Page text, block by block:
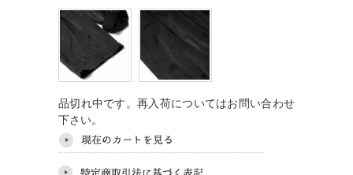
品切れ中です。再入荷についてはお問い合わせ
下さい。